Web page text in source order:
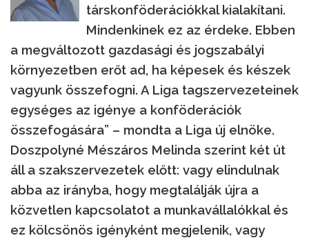
társkonföderációkkal kialakítani.
Mindenkinek ez az érdeke. Ebben
a megváltozott gazdasági és jogszabályi
környezetben erőt ad, ha képesek és készek
vagyunk összefogni. A Liga tagszervezeteinek
egységes az igénye a konföderációk
összefogására” – mondta a Liga új elnöke.
Doszpolyné Mészáros Melinda szerint két út
áll a szakszervezetek előtt: vagy elindulnak
abba az irányba, hogy megtalálják újra a
közvetlen kapcsolatot a munkavállalókkal és
ez kölcsönös igényként megjelenik, vagy